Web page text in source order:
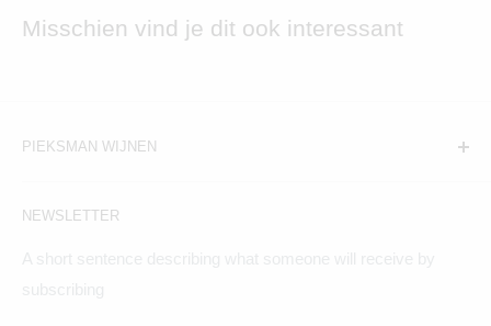
Misschien vind je dit ook interessant
PIEKSMAN WIJNEN
Hogeweg 19, 1098BV
NEWSLETTER